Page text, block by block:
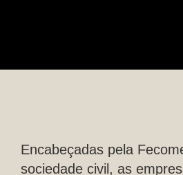
Encabeçadas pela
sociedade civil, as